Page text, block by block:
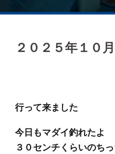
２０２５年１０
行って来ました
今日もマダイ釣れたよ
３０センチくらいのち